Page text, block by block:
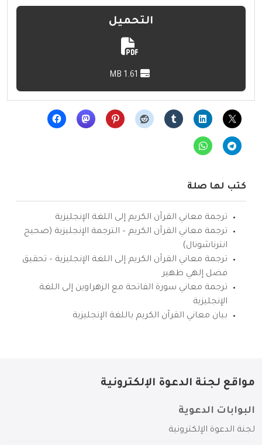
التحميل
كتب لها صلة
ترجمة معاني القرآن الكريم إلى اللغة الإنجليزية
ترجمة معاني القرآن الكريم – الترجمة الإنجليزية (صحيح
انترناشونال)
ترجمة معاني القرآن الكريم إلى اللغة الإنجليزية – تحقيق
فضل إلهي ظهير
ترجمة معاني سورة الفاتحة مع الزهراوين إلى اللغة
الإنجليزية
بيان معاني القرآن الكريم باللغة الإنجليزية
مواقع لجنة الدعوة الإلكترونية
البوابات الدعوية
لجنة الدعوة الإلكترونية